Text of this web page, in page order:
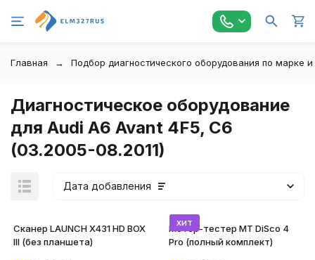
Главная Подбор диагностического оборудования по марке
Диагностическое оборудование
для Audi A6 Avant 4F5, C6
(03.2005-08.2011)
Дата добавления
Сканер LAUNCH X431 HD BOX
III (без планшета)
хит
Мотор-тестер MT DiSco 4
Pro (полный комплект)